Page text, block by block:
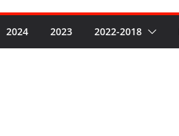
2024 2023 2022-2018